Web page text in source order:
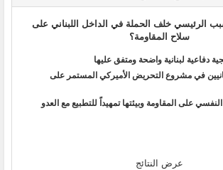
الرئيسي خلف الحملة في الداخل اللبناني على
سلاح المقاومة؟
دفاعية لبنانية واضحة ومتفق عليها
في مشروع التحريض الأميركي المستمر على
على المقاومة وبيئتها تمهيداً للتطبيع مع العدو
عرض النتائج